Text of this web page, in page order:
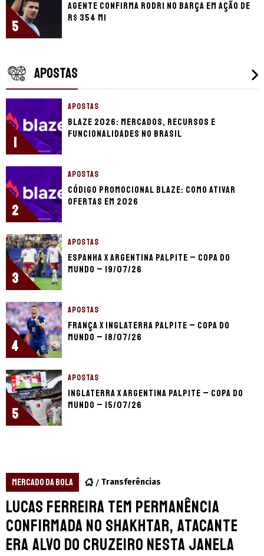
5
Agente confirma Rodri no Barça em ação de
R$ 354 mi
APOSTAS
1
APOSTAS
Blaze 2026: mercados, recursos e
funcionalidades no Brasil
2
APOSTAS
Código promocional Blaze: como ativar
ofertas em 2026
3
APOSTAS
Espanha x Argentina palpite – Copa do
Mundo – 19/07/26
4
APOSTAS
França x Inglaterra palpite – Copa do
Mundo – 18/07/26
5
APOSTAS
Inglaterra x Argentina palpite – Copa do
Mundo – 15/07/26
MERCADO DA BOLA Transferências
Lucas Ferreira tem permanência
confirmada no Shakhtar, atacante
era alvo do Cruzeiro nesta janela